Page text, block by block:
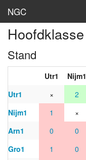
NGC
Inloggen
Stand
Teams
Lokaties
Hoofdklasse
Stand
Utr1 Nijm1
Utr1
× 2
Nijm1
1 ×
Arn1
0 0
Gro1
1 0